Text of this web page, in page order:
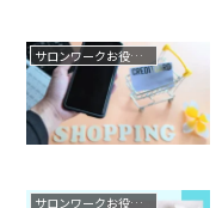
サロンワークお役立ち情報
サロンワークお役立ち情報